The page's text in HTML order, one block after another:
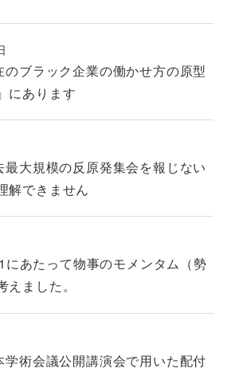
ブラック企業の働かせ方の原型
にあります
大規模の反原発集会を報じない
解できません
あたって物事のモメンタム（勢
ました。
術会議公開講演会で用いた配付